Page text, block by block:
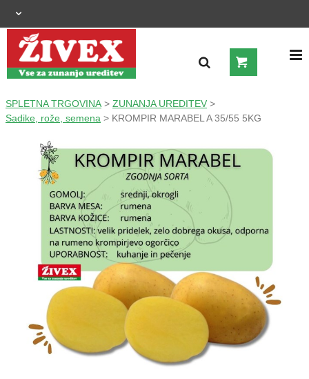
OGRAJNI SISTEMI
KMETIJSTVO
OGREVANJE IN HLAJENJE
GRADNJA
ŠIROKA POTROŠNJA
ŽIVKO POMETA - OUTLET
SPLETNA TRGOVINA > ZUNANJA UREDITEV >
Sadike, rože, semena > KROMPIR MARABEL A 35/55 5KG